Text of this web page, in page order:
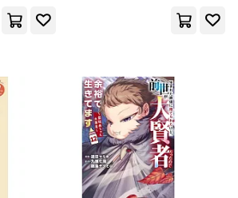
ひらやん(1)
ふぁち(1)